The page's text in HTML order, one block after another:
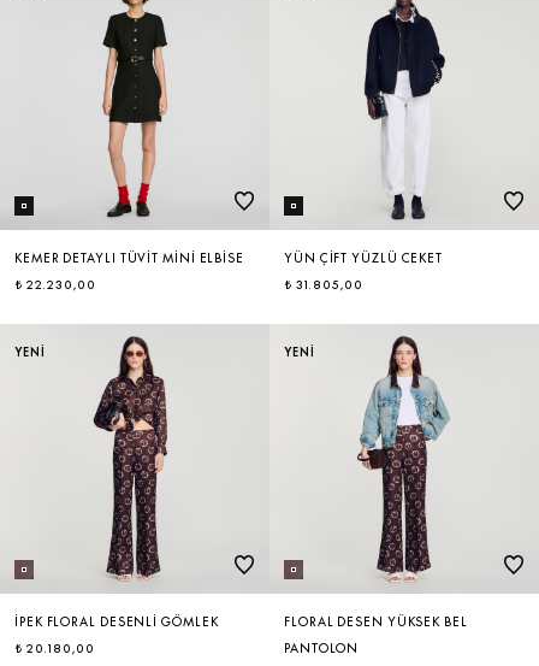
KEMER DETAYLI TÜVIT MINI ELBISE
₺ 22.230,00
YÜN ÇIFT YÜZLÜ CEKET
₺ 31.805,00
YENİ
İPEK FLORAL DESENLI GÖMLEK
₺ 20.180,00
YENİ
FLORAL DESEN YÜKSEK BEL
PANTOLON